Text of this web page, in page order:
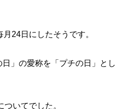
24日にしたそうです。
」の愛称を「プチの日」とし
いてでした。